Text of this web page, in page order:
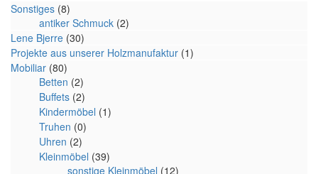
Sonstiges (8)
antiker Schmuck (2)
Lene Bjerre (30)
Projekte aus unserer Holzmanufaktur (1)
Mobiliar (80)
Betten (2)
Buffets (2)
Kindermöbel (1)
Truhen (0)
Uhren (2)
Kleinmöbel (39)
sonstige Kleinmöbel (12)